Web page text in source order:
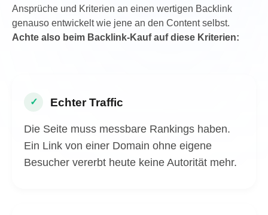
Ansprüche und Kriterien an einen wertigen Backlink
genauso entwickelt wie jene an den Content selbst.
Achte also beim Backlink-Kauf auf diese Kriterien:
✓ Echter Traffic
Die Seite muss messbare Rankings haben.
Ein Link von einer Domain ohne eigene
Besucher vererbt heute keine Autorität mehr.